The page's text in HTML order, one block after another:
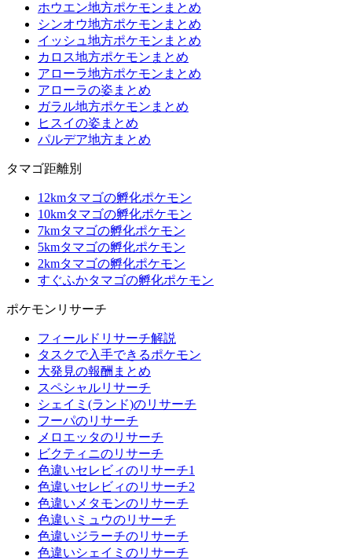
ホウエン地方ポケモンまとめ
シンオウ地方ポケモンまとめ
イッシュ地方ポケモンまとめ
カロス地方ポケモンまとめ
アローラ地方ポケモンまとめ
アローラの姿まとめ
ガラル地方ポケモンまとめ
ヒスイの姿まとめ
パルデア地方まとめ
タマゴ距離別
12kmタマゴの孵化ポケモン
10kmタマゴの孵化ポケモン
7kmタマゴの孵化ポケモン
5kmタマゴの孵化ポケモン
2kmタマゴの孵化ポケモン
すぐふかタマゴの孵化ポケモン
ポケモンリサーチ
フィールドリサーチ解説
タスクで入手できるポケモン
大発見の報酬まとめ
スペシャルリサーチ
シェイミ(ランド)のリサーチ
フーパのリサーチ
メロエッタのリサーチ
ビクティニのリサーチ
色違いセレビィのリサーチ1
色違いセレビィのリサーチ2
色違いメタモンのリサーチ
色違いミュウのリサーチ
色違いジラーチのリサーチ
色違いシェイミのリサーチ